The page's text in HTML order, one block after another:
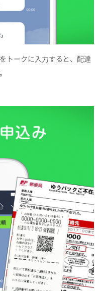
トークに入力すると、配達